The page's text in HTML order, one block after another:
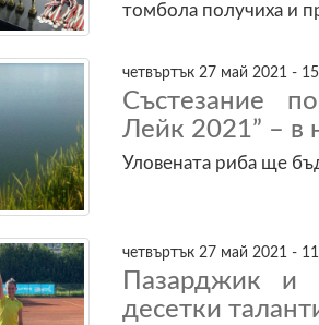
томбола получиха и
четвъртък 27 май 2021 -
Състезание
Лейк 2021” – в
Уловената риба ще
четвъртък 27 май 2021 -
Пазарджик и
десетки